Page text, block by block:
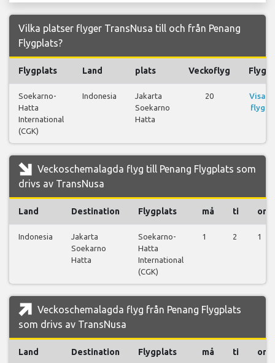
Vilka platser flyger TransNusa till och från Penang
Flygplats?
Flygplats Land plats Veckoflyg Flyg
Soekarno-
Hatta
International
(CGK)
Indonesia
Jakarta
Soekarno
Hatta
20
Visa
flyg
Veckoschemalagda flyg till Penang Flygplats som
drivs av TransNusa
Land Destination Flygplats må ti on
Indonesia
Jakarta
Soekarno
Hatta
Soekarno-
Hatta
International
(CGK)
1 2 1
Veckoschemalagda flyg från Penang Flygplats
som drivs av TransNusa
Land Destination Flygplats må ti on